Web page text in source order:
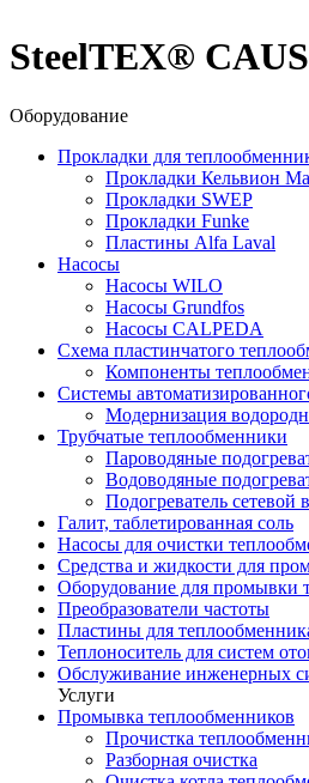
SteelTEX® CAUS
Оборудование
Прокладки для
Прокладки Кельвион
Прокладки SWEP
Прокладки Funke
Пластины Alfa Laval
Насосы
Насосы WILO
Насосы Grundfos
Насосы CALPEDA
Схема пластинчатого
Компоненты
Системы
Модернизация
Трубчатые теплообменники
Пароводяные
Водоводяные
Подогреватель
Галит, таблетированная соль
Насосы для очистки
Средства и жидкости для
Оборудование для промывки
Преобразователи частоты
Пластины для
Теплоноситель для систем
Обслуживание инженерных
Услуги
Промывка теплообменников
Прочистка
Разборная очистка